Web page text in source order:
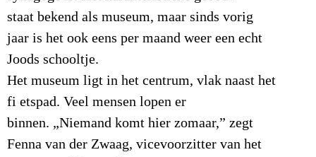
staat bekend als museum, maar sinds vorig
jaar is het ook eens per maand weer een echt
Joods schooltje.
Het museum ligt in het centrum, vlak naast het
fi etspad. Veel mensen lopen er
binnen. „Niemand komt hier zomaar,” zegt
Fenna van der Zwaag, vicevoorzitter van het